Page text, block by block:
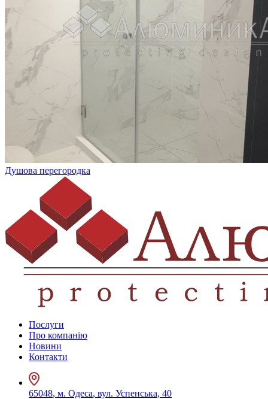
Душова перегородка
Послуги
Про компанію
Новини
Контакти
65048, м. Одеса, вул. Успенська, 40